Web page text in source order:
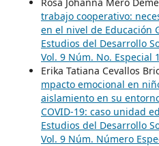
trabajo cooperativo:
en el nivel de Educación
Estudios del Desarrollo
Vol. 9 Núm. No. Especial
Erika Tatiana Cevallos
mpacto emocional en
aislamiento en su
COVID-19: caso unidad
Estudios del Desarrollo
Vol. 9 Núm. Número